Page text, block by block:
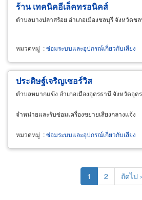
ร้าน เทคนิคอีเล็คทรอนิคส์
ตำบลบางปลาสร้อย อำเภอเมืองชลบุรี จังหวัดช
หมวดหมู่ :ซ่อมระบบและอุปกรณ์เกี่ยวกับเสียง
ประดิษฐ์เจริญเซอร์วิส
ตำบลหมากแข้ง อำเภอเมืองอุดรธานี จังหวัดอุด
จำหน่ายและรับซ่อมเครื่องขยายเสียงกลางแจ้ง
หมวดหมู่ :ซ่อมระบบและอุปกรณ์เกี่ยวกับเสียง
Current
page
1 Page
2
Next
page
ถัดไป ›